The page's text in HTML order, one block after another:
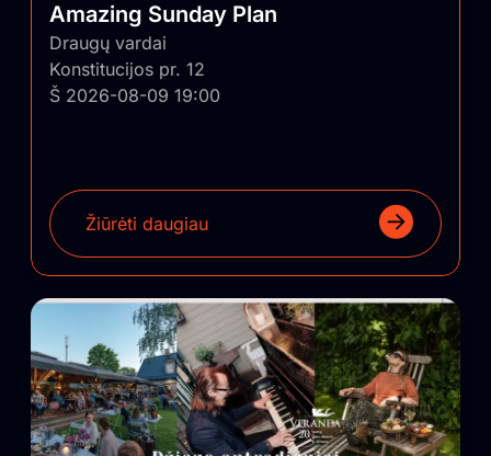
Amazing Sunday Plan
Draugų vardai
Konstitucijos pr. 12
Š 2026-08-09 19:00
Žiūrėti daugiau